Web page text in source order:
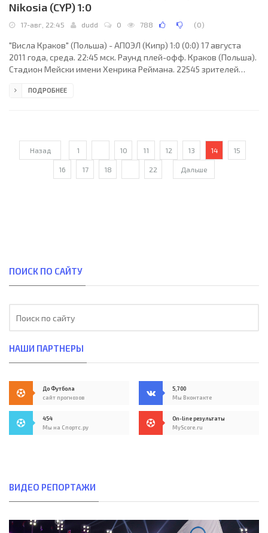
Nikosia (CYP) 1:0
17-авг, 22:45 dudd 0 788 (0)
"Висла Краков" (Польша) - АПОЭЛ (Кипр) 1:0 (0:0) 17 августа
2011 года, среда. 22:45 мск. Раунд плей-офф. Краков (Польша).
Стадион Мейски имени Хенрика Реймана. 22545 зрителей
сюр-Мер, Франция). "Висла Краков": Сергей Парейко, Кью
(Цезари Вилк, 68). Главный тренер - Роберт
ПОДРОБНЕЕ
Назад 1 10 11 12 13 14 15
16 17 18 22 Дальше
ПОИСК ПО САЙТУ
НАШИ ПАРТНЕРЫ
До Футбола
сайт прогнозов
5,700
Мы Вконтакте
454
Мы на Спортс.ру
On-line результаты
MyScore.ru
ВИДЕО РЕПОРТАЖИ